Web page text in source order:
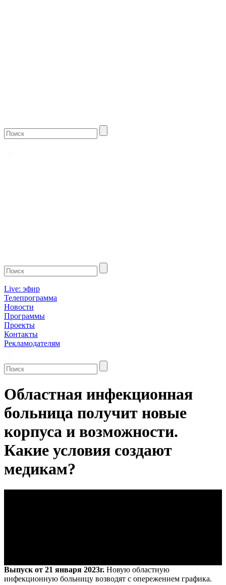
Live: эфир
Телепрограмма
Новости
Программы
Проекты
Контакты
Рекламодателям
Областная инфекционная
больница получит новые
корпуса и возможности.
Какие условия создают
медикам?
Выпуск от 21 января 2023г. Новую областную
инфекционную больницу возводят с опережением графика.